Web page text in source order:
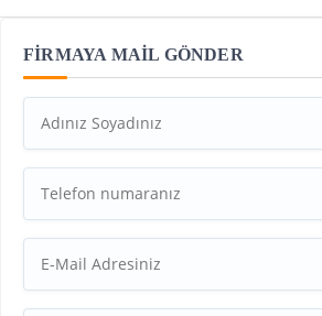
FİRMAYA MAİL GÖNDER